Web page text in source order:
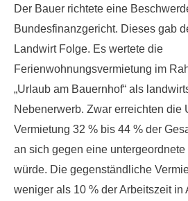
Der Bauer richtete eine
Bundesfinanzgericht. Dieses gab
Landwirt Folge. Es wertete die
Ferienwohnungsvermietung im
„Urlaub am Bauernhof“ als
Nebenerwerb. Zwar erreichten die
Vermietung 32 % bis 44 % der
an sich gegen eine
würde. Die gegenständliche
weniger als 10 % der Arbeitszeit in